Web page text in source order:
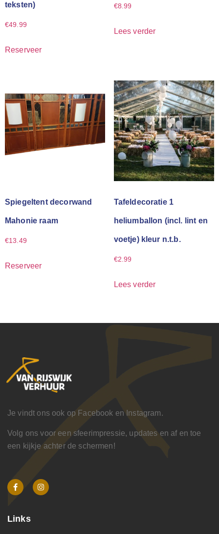
teksten)
€49.99
Reserveer
€8.99
Lees verder
Spiegeltent decorwand
Mahonie raam
€13.49
Reserveer
Tafeldecoratie 1
heliumballon (incl. lint en
voetje) kleur n.t.b.
€2.99
Lees verder
Je vindt ons ook op Facebook en Instagram.
Volg ons voor een sfeerimpressie, updates en af en toe
een kijkje achter de schermen!
Links